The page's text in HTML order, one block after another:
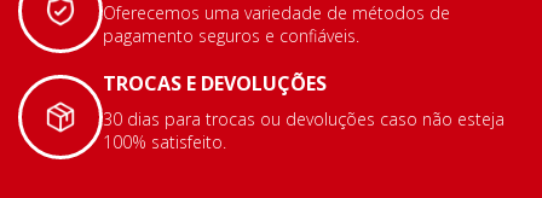
Oferecemos uma variedade de métodos de
pagamento seguros e confiáveis.
TROCAS E DEVOLUÇÕES
30 dias para trocas ou devoluções caso não esteja
100% satisfeito.